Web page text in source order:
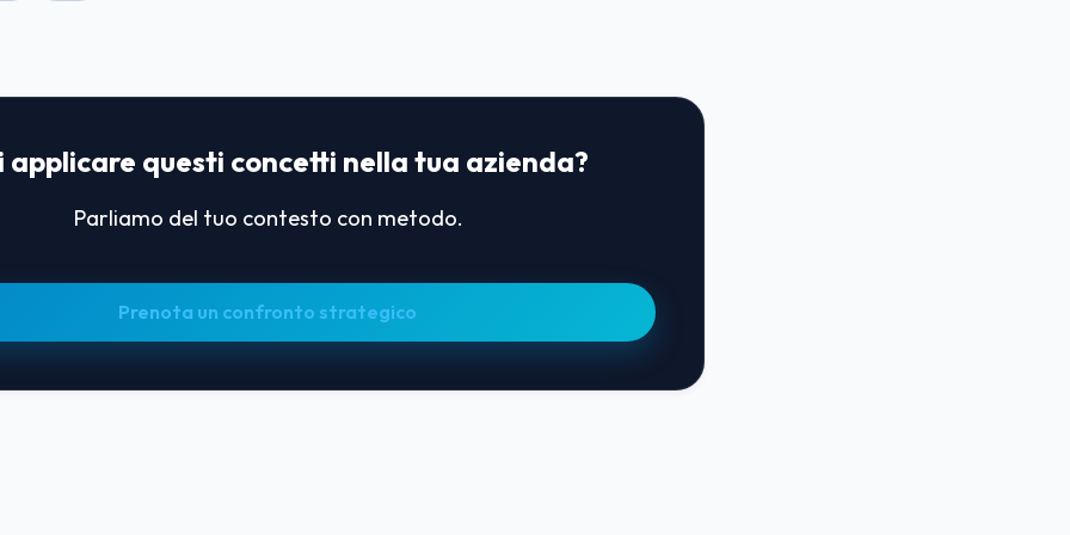
applicare questi concetti nella tua azienda?
Parliamo del tuo contesto con metodo.
Prenota un confronto strategico